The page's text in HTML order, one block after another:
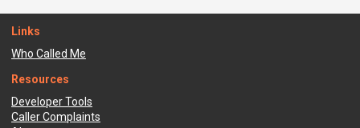
Links
Who Called Me
Resources
Developer Tools
Caller Complaints